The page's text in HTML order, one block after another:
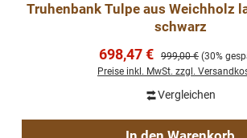
Truhenbank Tulpe aus Weichholz
schwarz
Verkaufspreis:
698,47 € Regulärer Preis:
999,00 € (30%
Preise inkl. MwSt. zzgl.
Vergleichen